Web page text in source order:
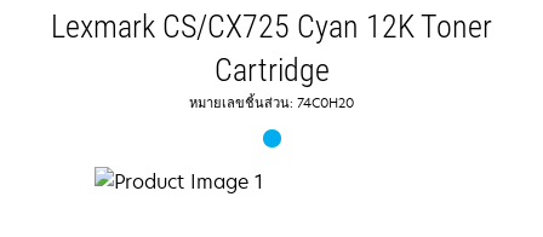
Lexmark CS/CX725 Cyan 12K Toner
Cartridge
หมายเลขชิ้นส่วน: 74C0H20